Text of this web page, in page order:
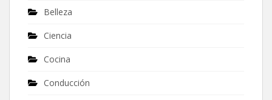
Belleza
Ciencia
Cocina
Conducción